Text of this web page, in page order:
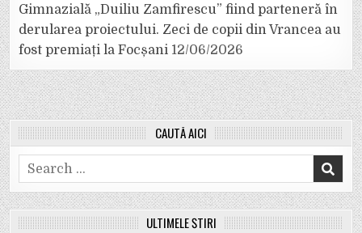
Gimnazială „Duiliu Zamfirescu” fiind parteneră în
derularea proiectului. Zeci de copii din Vrancea au
fost premiați la Focșani 12/06/2026
CAUTĂ AICI
Search
for:
ULTIMELE ȘTIRI